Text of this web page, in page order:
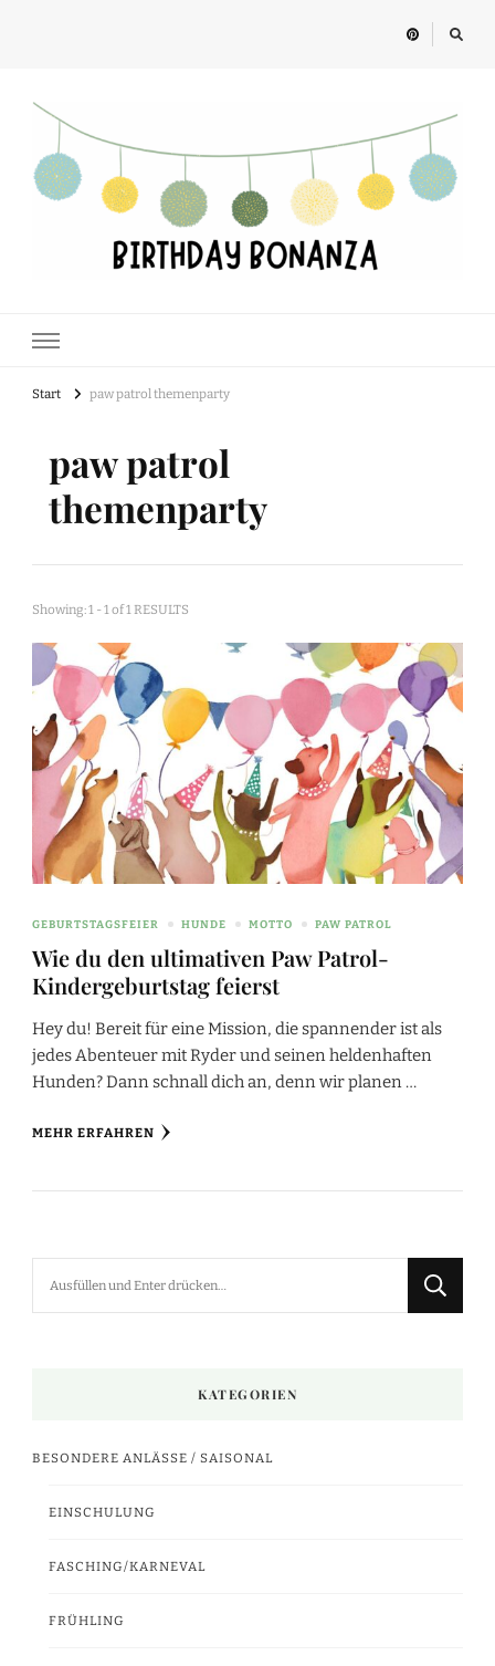
Start paw patrol themenparty
paw patrol
themenparty
Showing: 1 - 1 of 1 RESULTS
GEBURTSTAGSFEIER HUNDE MOTTO PAW PATROL
Wie du den ultimativen Paw Patrol-
Kindergeburtstag feierst
Hey du! Bereit für eine Mission, die spannender ist als
jedes Abenteuer mit Ryder und seinen heldenhaften
Hunden? Dann schnall dich an, denn wir planen …
MEHR ERFAHREN
KATEGORIEN
BESONDERE ANLÄSSE / SAISONAL
EINSCHULUNG
FASCHING/KARNEVAL
FRÜHLING